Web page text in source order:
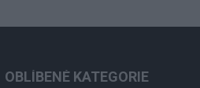
OBLÍBENÉ KATEGORIE